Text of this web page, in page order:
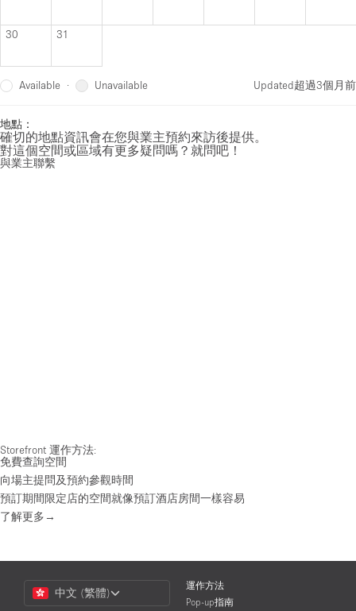
30 31
Available · Unavailable Updated超過3個月前
地點：
確切的地點資訊會在您與業主預約來訪後提供。
對這個空間或區域有更多疑問嗎？就問吧！
與業主聯繫
Storefront 運作方法:
免費查詢空間
向場主提問及預約參觀時間
預訂期間限定店的空間就像預訂酒店房間一樣容易
了解更多→
Choose
Language
中文 (繁體)
運作方法
Pop-up指南